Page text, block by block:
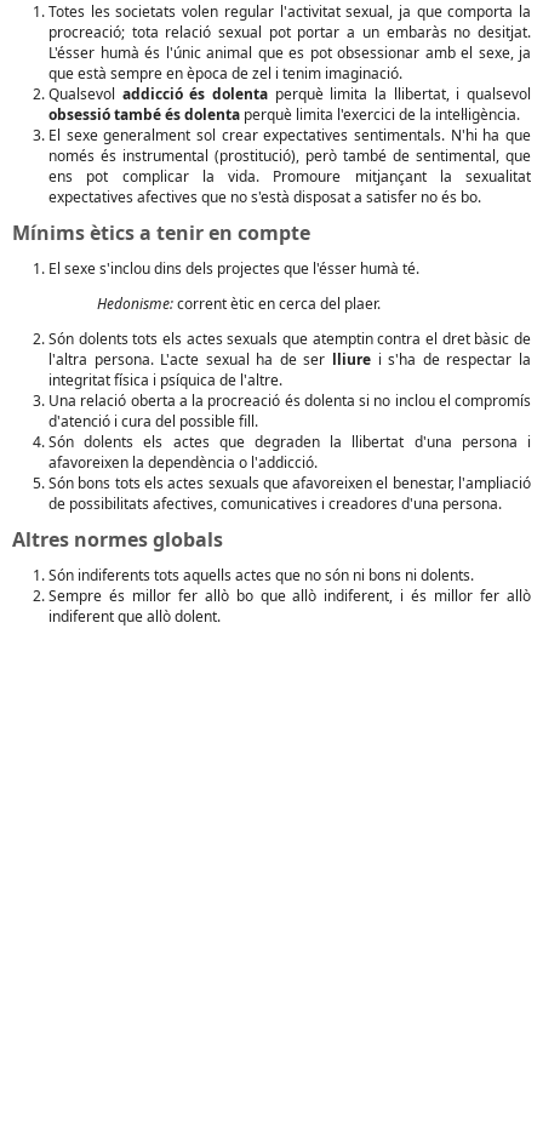
Totes les societats volen regular l'activitat sexual, ja que comporta la
procreació; tota relació sexual pot portar a un embaràs no desitjat.
L'ésser humà és l'únic animal que es pot obsessionar amb el sexe, ja
que està sempre en època de zel i tenim imaginació.
Qualsevol addicció és dolenta perquè limita la llibertat, i qualsevol
obsessió també és dolenta perquè limita l'exercici de la intel·ligència.
El sexe generalment sol crear expectatives sentimentals. N'hi ha que
només és instrumental (prostitució), però també de sentimental, que
ens pot complicar la vida. Promoure mitjançant la sexualitat
expectatives afectives que no s'està disposat a satisfer no és bo.
Mínims ètics a tenir en compte
El sexe s'inclou dins dels projectes que l'ésser humà té.
Hedonisme:corrent ètic en cerca del plaer.
Són dolents tots els actes sexuals que atemptin contra el dret bàsic de
l'altra persona. L'acte sexual ha de ser lliure i s'ha de respectar la
integritat física i psíquica de l'altre.
Una relació oberta a la procreació és dolenta si no inclou el compromís
d'atenció i cura del possible fill.
Són dolents els actes que degraden la llibertat d'una persona i
afavoreixen la dependència o l'addicció.
Són bons tots els actes sexuals que afavoreixen el benestar, l'ampliació
de possibilitats afectives, comunicatives i creadores d'una persona.
Altres normes globals
Són indiferents tots aquells actes que no són ni bons ni dolents.
Sempre és millor fer allò bo que allò indiferent, i és millor fer allò
indiferent que allò dolent.